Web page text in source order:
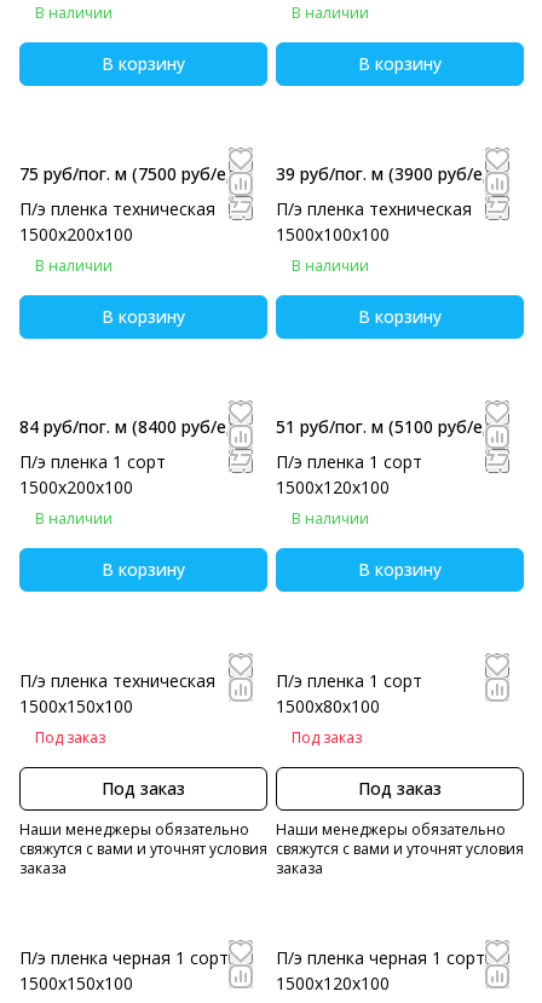
В наличии
В корзину
В наличии
В корзину
75 руб/пог. м (7500 руб/eд)
П/э пленка техническая
1500х200х100
В наличии
В корзину
39 руб/пог. м (3900 руб/eд)
П/э пленка техническая
1500х100х100
В наличии
В корзину
84 руб/пог. м (8400 руб/eд)
П/э пленка 1 сорт
1500х200х100
В наличии
В корзину
51 руб/пог. м (5100 руб/eд)
П/э пленка 1 сорт
1500х120х100
В наличии
В корзину
П/э пленка техническая
1500х150х100
Под заказ
Под заказ
Наши менеджеры обязательно
свяжутся с вами и уточнят условия
заказа
П/э пленка 1 сорт
1500х80х100
Под заказ
Под заказ
Наши менеджеры обязательно
свяжутся с вами и уточнят условия
заказа
П/э пленка черная 1 сорт
1500х150х100
П/э пленка черная 1 сорт
1500х120х100